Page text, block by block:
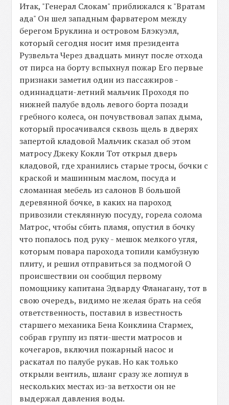
Итак, "Генерал Слокам" приближался к "Вратам
ада" Он шел западным фарватером между
берегом Бруклина и островом Блэкуэлл,
который сегодня носит имя президента
Рузвельта Через двадцать минут после отхода
от пирса на борту вспыхнул пожар Его первые
признаки заметил один из пассажиров -
одиннадцати-летний мальчик Проходя по
нижней палубе вдоль левого борта позади
гребного колеса, он почувствовал запах дыма,
который просачивался сквозь щель в дверях
запертой кладовой Мальчик сказал об этом
матросу Джеку Кокли Тот открыл дверь
кладовой, где хранились старые тросы, бочки с
краской и машинным маслом, посуда и
сломанная мебель из салонов В большой
деревянной бочке, в каких на пароход
привозили стеклянную посуду, горела солома
Матрос, чтобы сбить пламя, опустил в бочку
что попалось под руку - мешок мелкого угля,
которым повара парохода топили камбузную
плиту, и решил отправиться за подмогой О
происшествии он сообщил первому
помощнику капитана Эдварду Фланагану, тот в
свою очередь, видимо не желая брать на себя
ответственность, поставил в известность
старшего механика Бена Конклина Стармех,
собрав группу из пяти-шести матросов и
кочегаров, включил пожарный насос и
раскатал по палубе рукав. Но как только
открыли вентиль, шланг сразу же лопнул в
нескольких местах из-за ветхости он не
выдержал давления воды.